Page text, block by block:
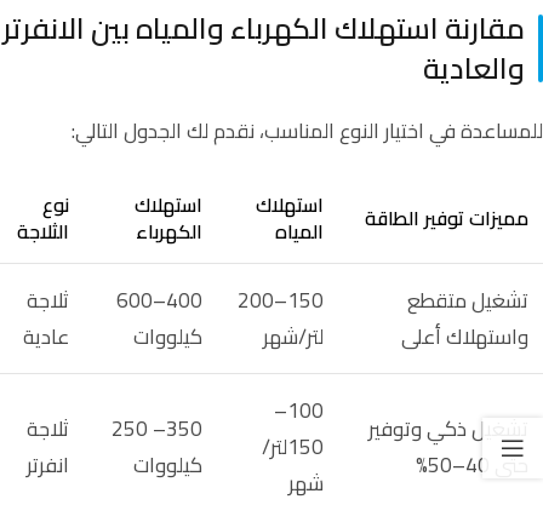
مقارنة استهلاك الكهرباء والمياه بين الانفرتر
والعادية
للمساعدة في اختيار النوع المناسب، نقدم لك الجدول التالي:
مميزات توفير الطاقة استهلاك
المياه
استهلاك
الكهرباء
نوع
الثلاجة
تشغيل متقطع
واستهلاك أعلى
150–200
لتر/شهر
400–600
كيلووات
ثلاجة
عادية
تشغيل ذكي وتوفير
حتى 40–50%
100–
150لتر/
شهر
350– 250
كيلووات
ثلاجة
انفرتر